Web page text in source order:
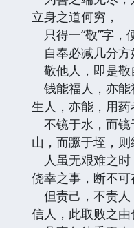
立身之道何穷，
只得一“敬”字，
自奉必减几分方
敬他人，即是敬
钱能福人，亦能
生人，亦能，用药
不镜于水，而镜
山，而蹶于垤，则
人虽无艰难之时
侥幸之事，断不可
但责己，不责人
信人，此取败之由